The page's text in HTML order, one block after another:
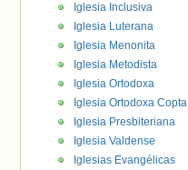
Iglesia Inclusiva
Iglesia Luterana
Iglesia Menonita
Iglesia Metodista
Iglesia Ortodoxa
Iglesia Ortodoxa Copta
Iglesia Presbiteriana
Iglesia Valdense
Iglesias Evangélicas